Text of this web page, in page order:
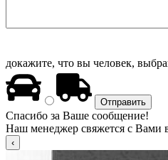
докажите, что вы человек,
Спасибо за Ваше сообщение!
Наш менеджер свяжется с Вами